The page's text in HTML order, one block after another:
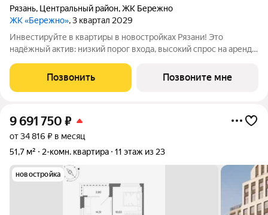
Рязань, Центральный район,ЖК Бережно
ЖК «Бережно», 3 квартал 2029
Инвестируйте в квартиры в новостройках Рязани! Это
надёжный актив: низкий порог входа, высокий спрос на аренду
Жилой квартал «Бережно» это проект класса Бизнес,
созданный с уважением к городу и
Позвонить Позвоните мне
9 691 750 ₽
от 34 816 ₽ в месяц
51,7 м²
2-комн. квартира 11 этаж из 23
новостройка